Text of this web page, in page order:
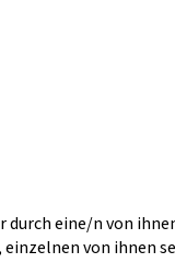
eine/n von
von ihnen